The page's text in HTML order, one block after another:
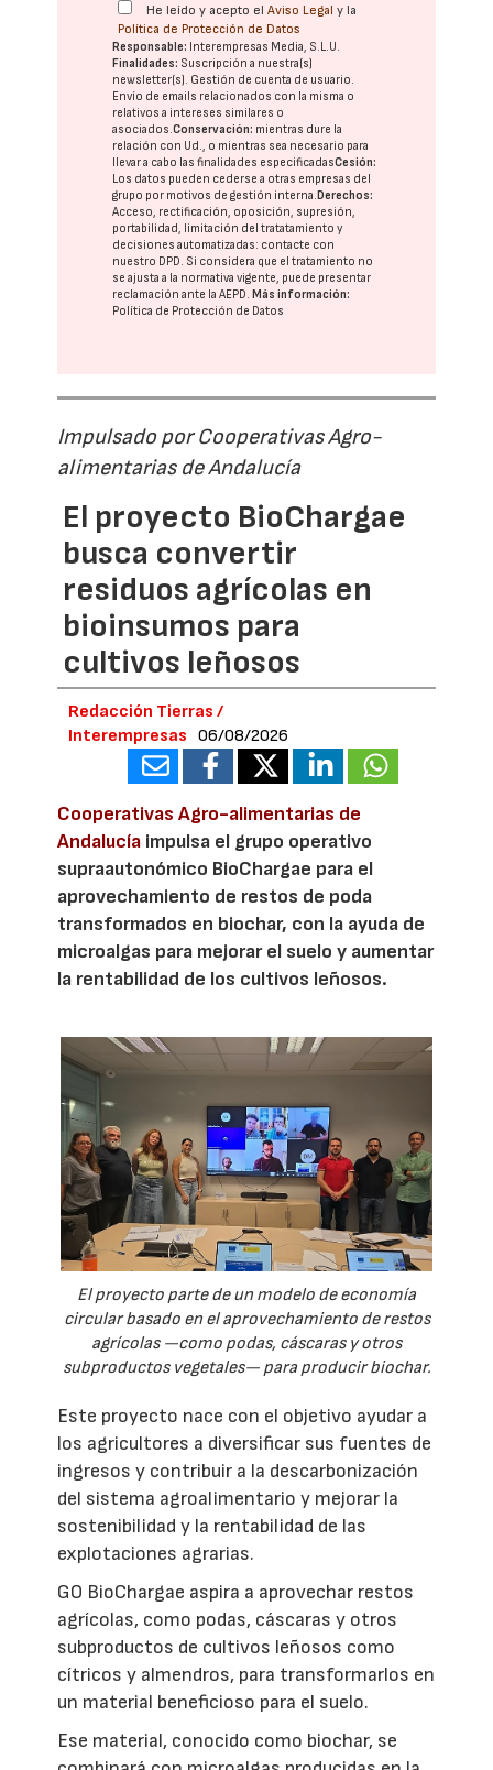
He leído y acepto elAviso Legal y la
Política de Protección de Datos
Responsable: Interempresas Media, S.L.U.
Finalidades: Suscripción a nuestra(s)
newsletter(s). Gestión de cuenta de usuario.
Envío de emails relacionados con la misma o
relativos a intereses similares o
asociados.Conservación: mientras dure la
relación con Ud., o mientras sea necesario para
llevar a cabo las finalidades especificadasCesión:
Los datos pueden cederse a otras empresas del
grupo por motivos de gestión interna.Derechos:
Acceso, rectificación, oposición, supresión,
portabilidad, limitación del tratatamiento y
decisiones automatizadas: contacte con
nuestro DPD. Si considera que el tratamiento no
se ajusta a la normativa vigente, puede presentar
reclamación ante laAEPD.Más información:
Política de Protección de Datos
Impulsado por Cooperativas Agro-
alimentarias de Andalucía
El proyecto BioChargae
busca convertir
residuos agrícolas en
bioinsumos para
cultivos leñosos
Redacción Tierras /
Interempresas
06/08/2026
Cooperativas Agro-alimentarias de
Andalucía impulsa el grupo operativo
supraautonómico BioChargae para el
aprovechamiento de restos de poda
transformados en biochar, con la ayuda de
microalgas para mejorar el suelo y aumentar
la rentabilidad de los cultivos leñosos.
El proyecto parte de un modelo de economía
circular basado en el aprovechamiento de restos
agrícolas —como podas, cáscaras y otros
subproductos vegetales— para producir biochar.
Este proyecto nace con el objetivo ayudar a
los agricultores a diversificar sus fuentes de
ingresos y contribuir a la descarbonización
del sistema agroalimentario y mejorar la
sostenibilidad y la rentabilidad de las
explotaciones agrarias.
GO BioChargae aspira a aprovechar restos
agrícolas, como podas, cáscaras y otros
subproductos de cultivos leñosos como
cítricos y almendros, para transformarlos en
un material beneficioso para el suelo.
Ese material, conocido como biochar, se